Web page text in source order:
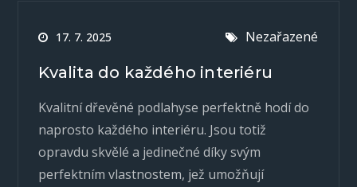
17. 7. 2025 Nezařazené
Kvalita do každého interiéru
Kvalitní dřevěné podlahyse perfektně hodí do
naprosto každého interiéru. Jsou totiž
opravdu skvělé a jedinečné díky svým
perfektním vlastnostem, jež umožňují